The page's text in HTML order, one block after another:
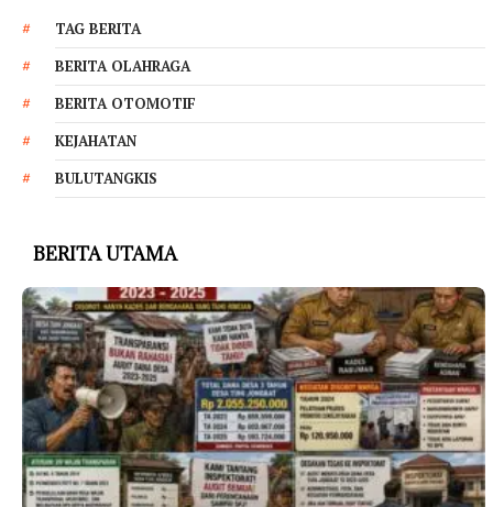
TAG BERITA
BERITA OLAHRAGA
BERITA OTOMOTIF
KEJAHATAN
BULUTANGKIS
BERITA UTAMA